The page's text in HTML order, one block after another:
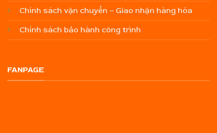
Chính sách vận chuyển – Giao nhận hàng hóa
Chính sách bảo hành công trình
FANPAGE